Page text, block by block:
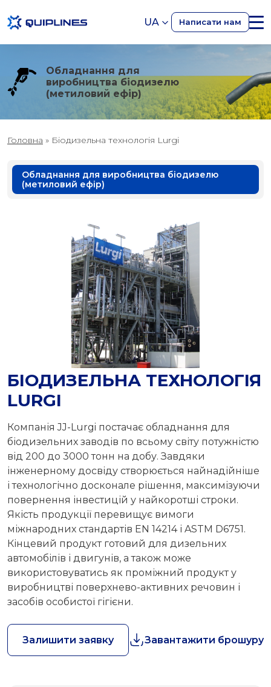
UA Написати нам
Обладнання для
виробництва біодизелю
(метиловий ефір)
Головна » Біодизельна технологія Lurgi
Обладнання для виробництва біодизелю
(метиловий ефір)
БІОДИЗЕЛЬНА ТЕХНОЛОГІЯ
LURGI
Компанія JJ-Lurgi постачає обладнання для
біодизельних заводів по всьому світу потужністю
від 200 до 3000 тонн на добу. Завдяки
інженерному досвіду створюється найнадійніше
і технологічно досконале рішення, максимізуючи
повернення інвестицій у найкоротші строки.
Якість продукції перевищує вимоги
міжнародних стандартів EN 14214 і ASTM D6751.
Кінцевий продукт готовий для дизельних
автомобілів і двигунів, а також може
використовуватись як проміжний продукт у
виробництві поверхнево-активних речовин і
засобів особистої гігієни.
Залишити заявку Завантажити брошуру